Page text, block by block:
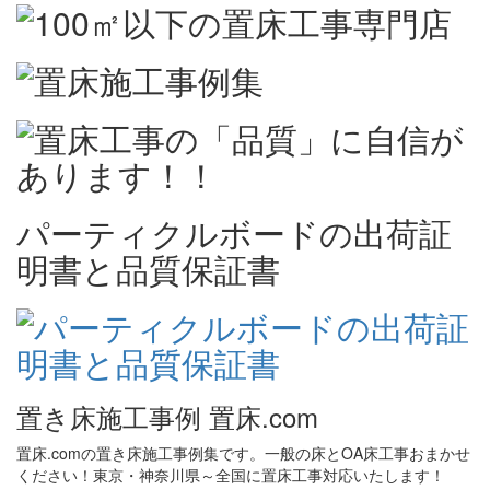
パーティクルボードの出荷証
明書と品質保証書
置き床施工事例 置床.com
置床.comの置き床施工事例集です。一般の床とOA床工事おまかせ
ください！東京・神奈川県～全国に置床工事対応いたします！